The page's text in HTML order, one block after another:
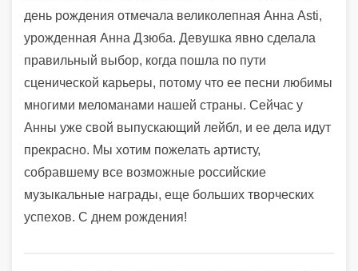
день рождения отмечала великолепная Анна Asti,
урожденная Анна Дзюба. Девушка явно сделала
правильный выбор, когда пошла по пути
сценической карьеры, потому что ее песни любимы
многими меломанами нашей страны. Сейчас у
Анны уже свой выпускающий лейбл, и ее дела идут
прекрасно. Мы хотим пожелать артисту,
собравшему все возможные российские
музыкальные награды, еще больших творческих
успехов. С днем рождения!